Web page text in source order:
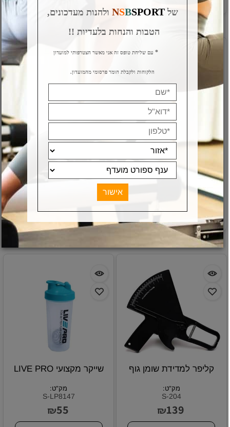
REDONDO TOGU RED
מק"ט:
S-204
סרט מדידה למדידת היקף
מותניים וגוף
מק"ט:
S-303
קליפר למדידת שומן גוף
מק"ט:
S-204
₪139
שייקר מקצועי LIVE PRO
מק"ט:
S-LP8147
₪55
של NSBSPORT
ולהנות מעדכונים,
הטבות והנחות בלעדיות !!
*עם שליחת טופס זה אני מאשר הצטרפותי למועדון
הלקוחות ולקבלת חומר פרסומי מהמועדון.